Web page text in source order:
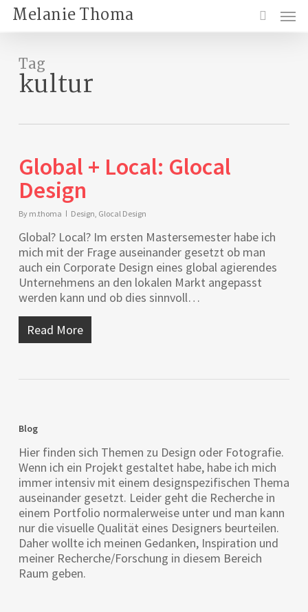
Skip
main
Melanie Thoma
search
Menu
Tag
kultur
Global + Local: Glocal
Design
By m.thoma Design, Glocal Design
Global? Local? Im ersten Mastersemester habe ich
mich mit der Frage auseinander gesetzt ob man
auch ein Corporate Design eines global agierendes
Unternehmens an den lokalen Markt angepasst
werden kann und ob dies sinnvoll…
Read More
Blog
Hier finden sich Themen zu Design oder Fotografie.
Wenn ich ein Projekt gestaltet habe, habe ich mich
immer intensiv mit einem designspezifischen Thema
auseinander gesetzt. Leider geht die Recherche in
einem Portfolio normalerweise unter und man kann
nur die visuelle Qualität eines Designers beurteilen.
Daher wollte ich meinen Gedanken, Inspiration und
meiner Recherche/Forschung in diesem Bereich
Raum geben.